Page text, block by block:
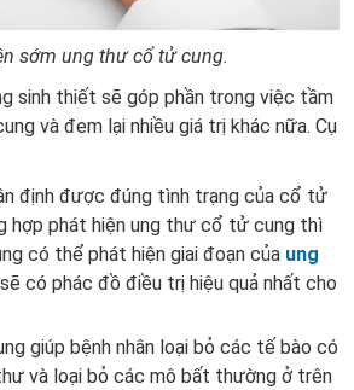
sớm ung thư cổ tử cung.
sinh thiết sẽ góp phần trong việc tầm
và đem lại nhiều giá trị khác nữa. Cụ
định được đúng tình trạng của cổ tử
hợp phát hiện ung thư cổ tử cung thì
có thể phát hiện giai đoạn của ung
có phác đồ điều trị hiệu quả nhất cho
giúp bệnh nhân loại bỏ các tế bào có
và loại bỏ các mô bất thường ở trên